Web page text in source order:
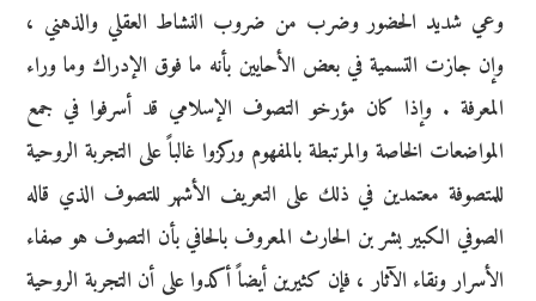
وعي شديد الحضور وضرب من ضروب النشاط العقلي والذهني ،
وإن جازت التسمية في بعض الأحايين بأنه ما فوق الإدراك وما وراء
المعرفة . وإذا كان مؤرخو التصوف الإسلامي قد أسرفوا في جمع
المواضعات الخاصة والمرتبطة بالمفهوم وركزوا غالباً على التجربة الروحية
للمتصوفة معتمدين في ذلك على التعريف الأشهر للتصوف الذي قاله
الصوفي الكبير بشر بن الحارث المعروف بالحافي بأن التصوف هو صفاء
الأسرار ونقاء الآثار ، فإن كثيرين أيضاً أكدوا على أن التجربة الروحية